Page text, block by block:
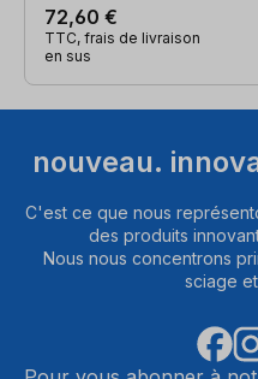
72,60 €
TTC, frais de livraison
en sus
nouveau.
C'est ce que nous
des produits
Nous nous concentrons
sciage